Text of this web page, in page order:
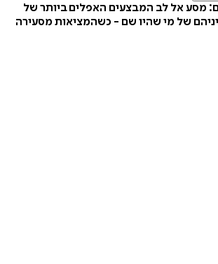
מסע אל לב המבצעים האפלים ביותר של
של מי שהיו שם - כשהמציאות מסעירה